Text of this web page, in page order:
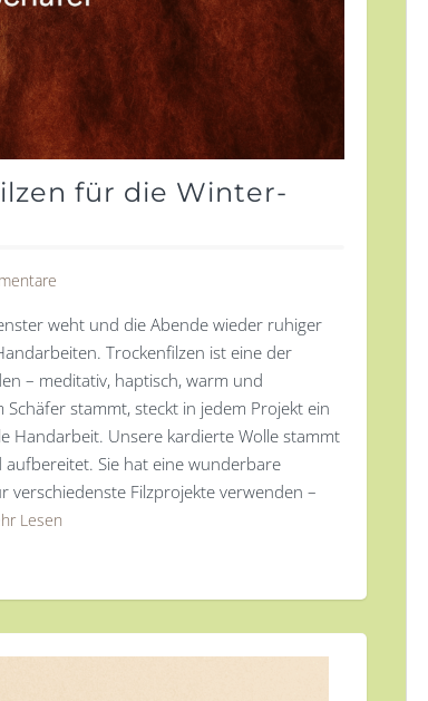
für die Winter-
weht und die Abende wieder ruhiger
Trockenfilzen ist eine der
– meditativ, haptisch, warm und
stammt, steckt in jedem Projekt ein
Handarbeit. Unsere kardierte Wolle stammt
Sie hat eine wunderbare
verschiedenste Filzprojekte verwenden –
Lesen